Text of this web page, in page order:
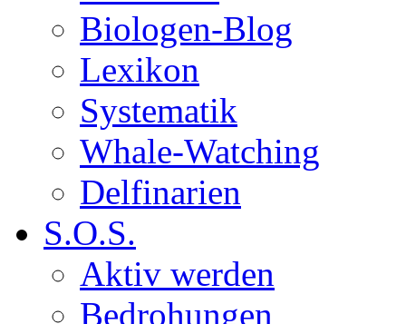
Biologen-Blog
Lexikon
Systematik
Whale-Watching
Delfinarien
S.O.S.
Aktiv werden
Bedrohungen